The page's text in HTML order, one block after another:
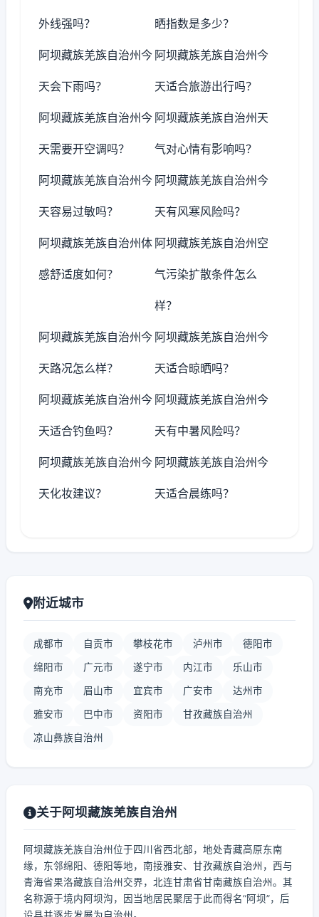
外线强吗？ 晒指数是多少？
阿坝藏族羌族自治州今
天会下雨吗？
阿坝藏族羌族自治州今
天适合旅游出行吗？
阿坝藏族羌族自治州今
天需要开空调吗？
阿坝藏族羌族自治州天
气对心情有影响吗？
阿坝藏族羌族自治州今
天容易过敏吗？
阿坝藏族羌族自治州今
天有风寒风险吗？
阿坝藏族羌族自治州体
感舒适度如何？
阿坝藏族羌族自治州空
气污染扩散条件怎么
样？
阿坝藏族羌族自治州今
天路况怎么样？
阿坝藏族羌族自治州今
天适合晾晒吗？
阿坝藏族羌族自治州今
天适合钓鱼吗？
阿坝藏族羌族自治州今
天有中暑风险吗？
阿坝藏族羌族自治州今
天化妆建议？
阿坝藏族羌族自治州今
天适合晨练吗？
附近城市
成都市 自贡市 攀枝花市 泸州市 德阳市
绵阳市 广元市 遂宁市 内江市 乐山市
南充市 眉山市 宜宾市 广安市 达州市
雅安市 巴中市 资阳市 甘孜藏族自治州
凉山彝族自治州
关于阿坝藏族羌族自治州
阿坝藏族羌族自治州位于四川省西北部，地处青藏高原东南
缘，东邻绵阳、德阳等地，南接雅安、甘孜藏族自治州，西与
青海省果洛藏族自治州交界，北连甘肃省甘南藏族自治州。其
名称源于境内阿坝沟，因当地居民聚居于此而得名“阿坝”，后